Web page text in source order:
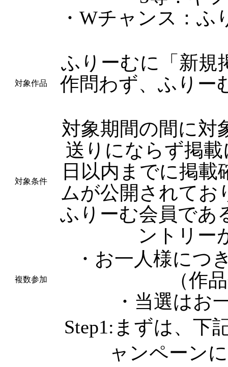
・Wチャンス：
対象作品
ふりーむに「新規
作問わず、ふりー
対象条件
対象期間の間に対
送りにならず掲
日以内までに掲載
ムが公開されてお
ふりーむ会員であ
ントリー
複数参加
・お一人様につ
（作
・当選はお
Step1:まずは、下
ャンペーン